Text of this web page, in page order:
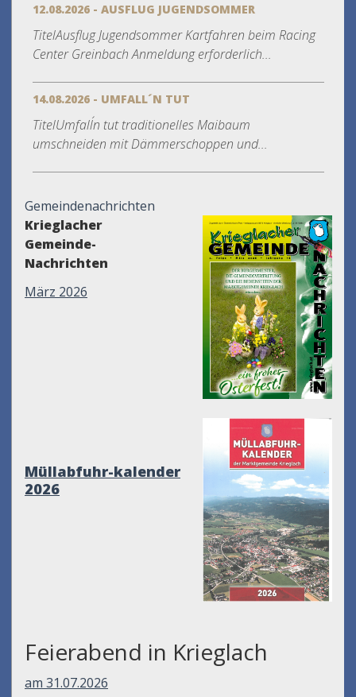
12.08.2026 - AUSFLUG JUGENDSOMMER
TitelAusflug Jugendsommer Kartfahren beim Racing
Center Greinbach Anmeldung erforderlich...
14.08.2026 - UMFALL´N TUT
TitelUmfall´n tut traditionelles Maibaum
umschneiden mit Dämmerschoppen und...
Gemeindenachrichten
Krieglacher
Gemeinde-
Nachrichten
März 2026
Müllabfuhr-kalender
2026
Feierabend in Krieglach
am 31.07.2026